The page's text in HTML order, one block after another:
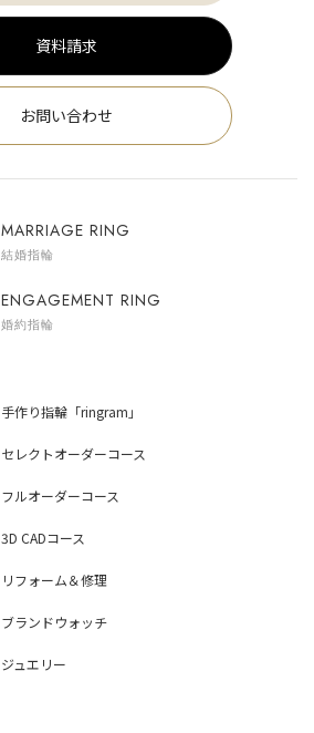
資料請求
お問い合わせ
MARRIAGE RING
結婚指輪
ENGAGEMENT RING
婚約指輪
手作り指輪「ringram」
セレクトオーダーコース
フルオーダーコース
3D CADコース
リフォーム＆修理
ブランドウォッチ
ジュエリー